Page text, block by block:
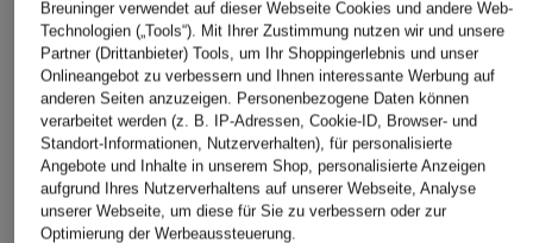
80 €
(1.882,35 € / 1 l)
Travel Spray
59,99 €
(1.999,67 € / 1 l)
Bestpreis:50,99 €
Ursprünglich:85 €
90 €
(2.132,70 € /
Breuninger verwendet auf dieser Webseite Cookies und andere Web-
Technologien („Tools“). Mit Ihrer Zustimmung nutzen wir und unsere
Partner (Drittanbieter) Tools, um Ihr Shoppingerlebnis und unser
Onlineangebot zu verbessern und Ihnen interessante Werbung auf
anderen Seiten anzuzeigen. Personenbezogene Daten können
verarbeitet werden (z. B. IP-Adressen, Cookie-ID, Browser- und
Standort-Informationen, Nutzerverhalten), für personalisierte
Angebote und Inhalte in unserem Shop, personalisierte Anzeigen
aufgrund Ihres Nutzerverhaltens auf unserer Webseite, Analyse
unserer Webseite, um diese für Sie zu verbessern oder zur
Optimierung der Werbeaussteuerung.